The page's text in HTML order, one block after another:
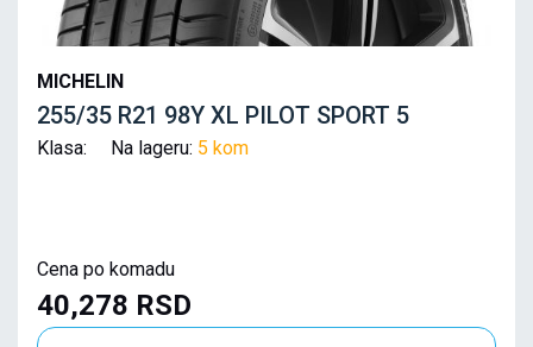
MICHELIN
255/35 R21 98Y XL PILOT SPORT 5
Klasa: Na lageru: 5 kom
Cena po komadu
40,278 RSD